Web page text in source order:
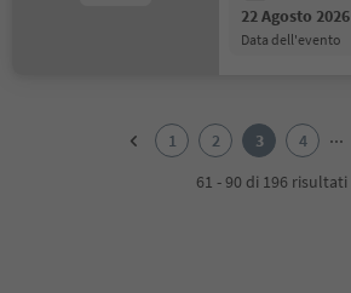
22 Agosto 2026
data dell'evento
1 2 3 4 ...
61 - 90 di 196 risultati